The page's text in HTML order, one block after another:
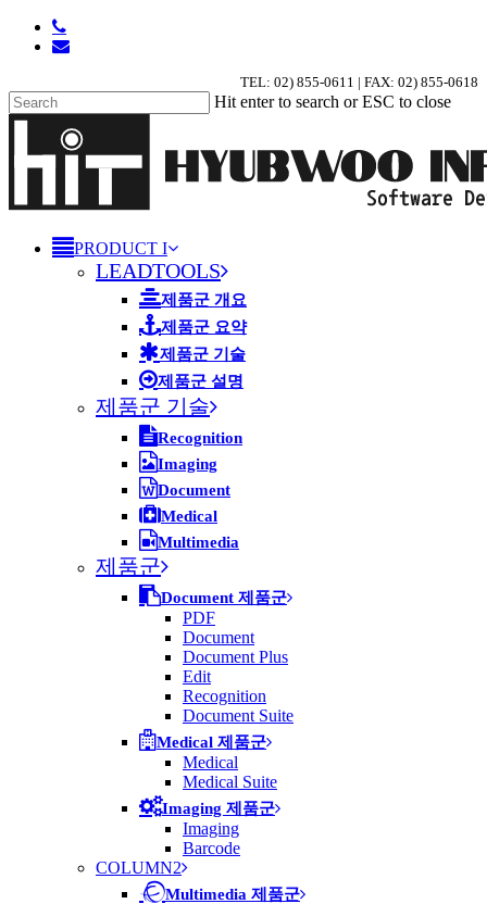
Skip
phone
email
TEL: 02) 855-0611 | FAX: 02) 855-0618
Hit enter to search or ESC to close
Close
PRODUCT I
LEADTOOLS
제품군 개요
제품군 요약
제품군 기술
제품군 설명
제품군 기술
Recognition
Imaging
Document
Medical
Multimedia
제품군
Document 제품군
PDF
Document
Document Plus
Edit
Recognition
Document Suite
Medical 제품군
Medical
Medical Suite
Imaging 제품군
Imaging
Barcode
COLUMN2
Multimedia 제품군